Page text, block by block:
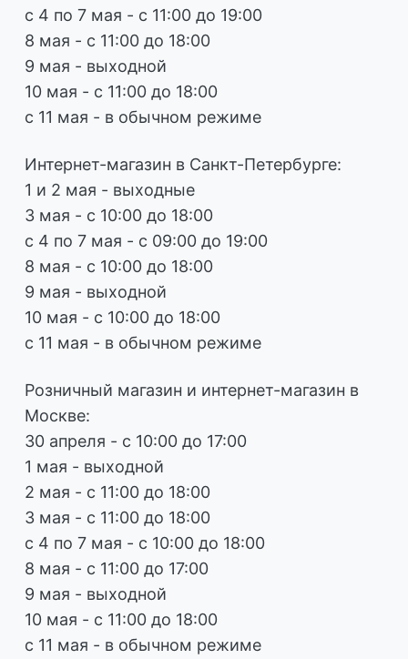
с 4 по 7 мая - с 11:00 до 19:00
8 мая - с 11:00 до 18:00
9 мая - выходной
10 мая - с 11:00 до 18:00
с 11 мая - в обычном режиме
Интернет-магазин в Санкт-Петербурге:
1 и 2 мая - выходные
3 мая - с 10:00 до 18:00
с 4 по 7 мая - с 09:00 до 19:00
8 мая - с 10:00 до 18:00
9 мая - выходной
10 мая - с 10:00 до 18:00
с 11 мая - в обычном режиме
Розничный магазин и интернет-магазин в
Москве:
30 апреля - с 10:00 до 17:00
1 мая - выходной
2 мая - с 11:00 до 18:00
3 мая - с 11:00 до 18:00
с 4 по 7 мая - с 10:00 до 18:00
8 мая - с 11:00 до 17:00
9 мая - выходной
10 мая - с 11:00 до 18:00
с 11 мая - в обычном режиме